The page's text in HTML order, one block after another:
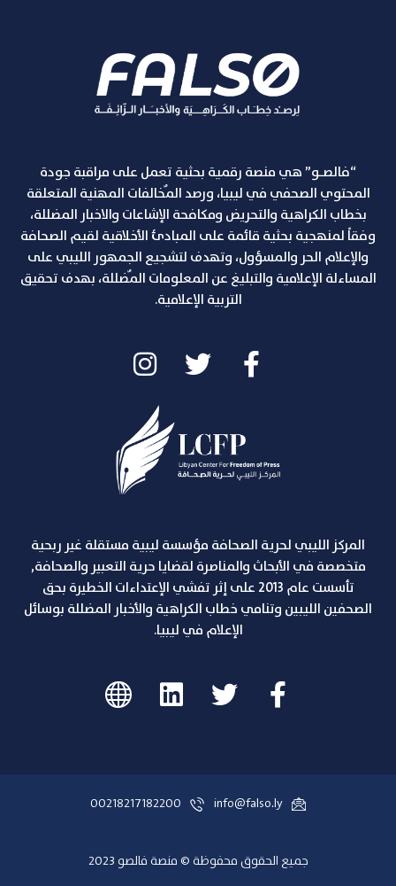
“فالصـو” هي منصة رقمية بحثية تعمل على مراقبة جودة
المحتوي الصحفي في ليبيا، ورصد المٌخالفات المهنية المتعلقة
بخطاب الكراهية والتحريض ومكافحة الإشاعات والاخبار المضللة،
وفقاً لمنهجية بحثية قائمة على المبادئ الأخلاقية لقيم الصحافة
والإعلام الحر والمسؤول، وتهدف لتشجيع الجمهور الليبي على
المساءلة الإعلامية والتبليغ عن المعلومات المٌضللة، بهدف تحقيق
التربية الإعلامية.
المركز الليبي لحرية الصحافة مؤسسة ليبية مستقلة غير ربحية
متخصصة في الأبحاث والمناصرة لقضايا حرية التعبير والصحافة,
تأسست عام 2013 على إثر تفشي الإعتداءات الخطيرة بحق
الصحفين الليبين وتنامي خطاب الكراهية والأخبار المضللة بوسائل
الإعلام في ليبيا.
info@falso.ly
00218217182200
جميع الحقوق محفوظة © منصة فالصو 2023